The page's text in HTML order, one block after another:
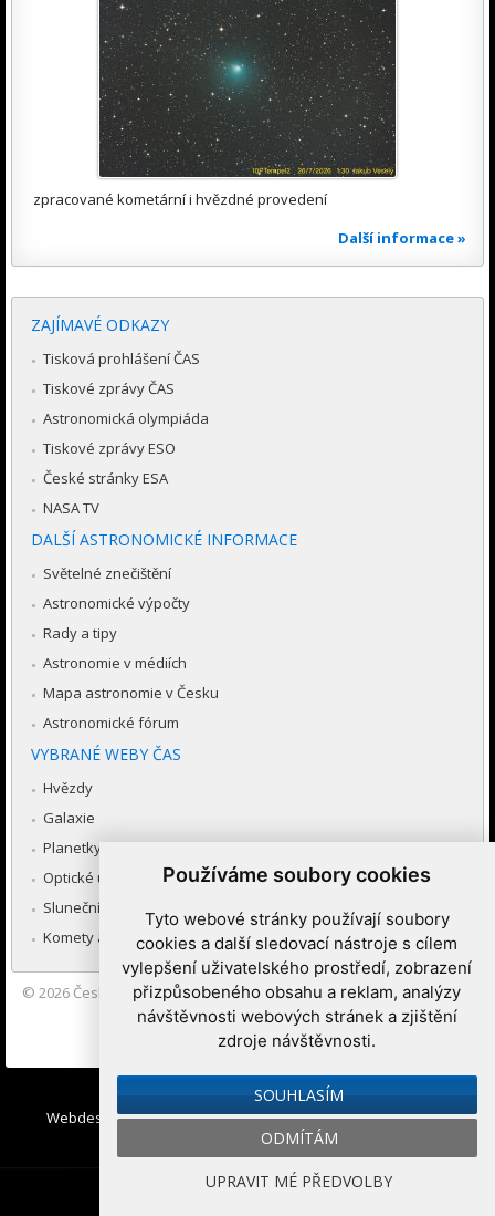
Používáme soubory cookies
Tyto webové stránky používají soubory
cookies a další sledovací nástroje s cílem
vylepšení uživatelského prostředí, zobrazení
přizpůsobeného obsahu a reklam, analýzy
návštěvnosti webových stránek a zjištění
zdroje návštěvnosti.
SOUHLASÍM
ODMÍTÁM
UPRAVIT MÉ PŘEDVOLBY
zpracované kometární i hvězdné provedení
Další informace »
ZAJÍMAVÉ ODKAZY
Tisková prohlášení ČAS
Tiskové zprávy ČAS
Astronomická olympiáda
Tiskové zprávy ESO
České stránky ESA
NASA TV
DALŠÍ ASTRONOMICKÉ INFORMACE
Světelné znečištění
Astronomické výpočty
Rady a tipy
Astronomie v médiích
Mapa astronomie v Česku
Astronomické fórum
VYBRANÉ WEBY ČAS
Hvězdy
Galaxie
Planetky
Optické úkazy v atmosféře
Sluneční soustava
Komety a meteory
© 2026 Česká astronomická společnost|Hvězdárna a planetárium
Brno spolupracuje se serverem Astro.cz
Webdesign:Medio interactive, Redakční systémIbis CMS:
WebConsult.cz